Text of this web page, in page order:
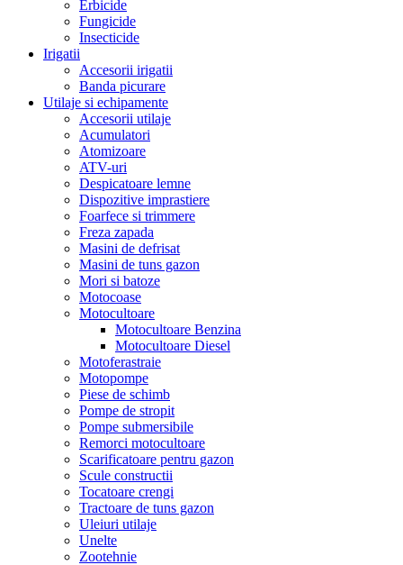
Erbicide
Fungicide
Insecticide
Irigatii
Accesorii irigatii
Banda picurare
Utilaje si echipamente
Accesorii utilaje
Acumulatori
Atomizoare
ATV-uri
Despicatoare lemne
Dispozitive imprastiere
Foarfece si trimmere
Freza zapada
Masini de defrisat
Masini de tuns gazon
Mori si batoze
Motocoase
Motocultoare
Motocultoare Benzina
Motocultoare Diesel
Motoferastraie
Motopompe
Piese de schimb
Pompe de stropit
Pompe submersibile
Remorci motocultoare
Scarificatoare pentru gazon
Scule constructii
Tocatoare crengi
Tractoare de tuns gazon
Uleiuri utilaje
Unelte
Zootehnie